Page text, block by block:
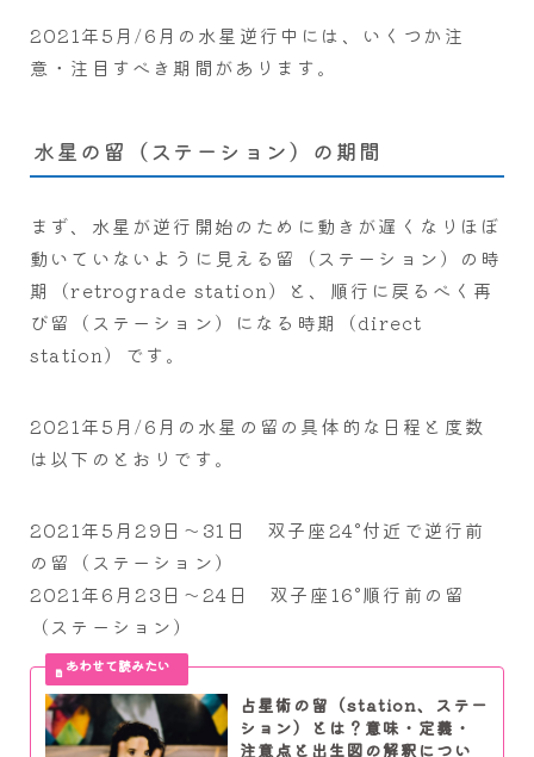
2021年5月/6月の水星逆行中には、いくつか注
意・注目すべき期間があります。
水星の留（ステーション）の期間
まず、水星が逆行開始のために動きが遅くなりほぼ
動いていないように見える留（ステーション）の時
期（retrograde station）と、順行に戻るべく再
び留（ステーション）になる時期（direct
station）です。
2021年5月/6月の水星の留の具体的な日程と度数
は以下のとおりです。
2021年5月29日～31日 双子座24°付近で逆行前
の留（ステーション）
2021年6月23日～24日 双子座16°順行前の留
（ステーション）
占星術の留（station、ステー
ション）とは？意味・定義・
注意点と出生図の解釈につい